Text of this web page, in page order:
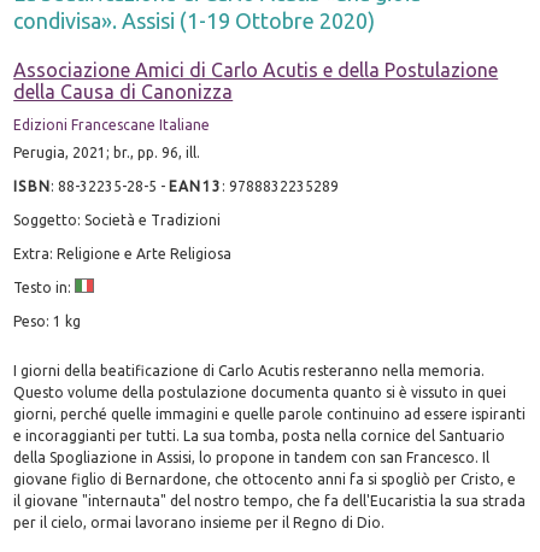
condivisa». Assisi (1-19 Ottobre 2020)
Associazione Amici di Carlo Acutis e della Postulazione
della Causa di Canonizza
Edizioni Francescane Italiane
Perugia, 2021; br., pp. 96, ill.
ISBN:88-32235-28-5 - EAN13 :9788832235289
Soggetto: Società e Tradizioni
Extra: Religione e Arte Religiosa
Testo in:
Peso: 1 kg
I giorni della beatificazione di Carlo Acutis resteranno nella memoria.
Questo volume della postulazione documenta quanto si è vissuto in quei
giorni, perché quelle immagini e quelle parole continuino ad essere ispiranti
e incoraggianti per tutti. La sua tomba, posta nella cornice del Santuario
della Spogliazione in Assisi, lo propone in tandem con san Francesco. Il
giovane figlio di Bernardone, che ottocento anni fa si spogliò per Cristo, e
il giovane "internauta" del nostro tempo, che fa dell'Eucaristia la sua strada
per il cielo, ormai lavorano insieme per il Regno di Dio.